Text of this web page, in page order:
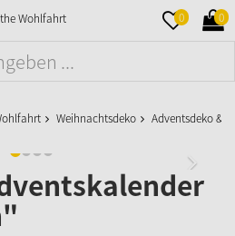
0 0
Weihnachtsdeko Adventsdeko &